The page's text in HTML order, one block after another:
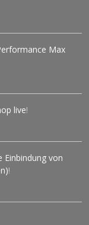
Max
live!
Einbindung von
!